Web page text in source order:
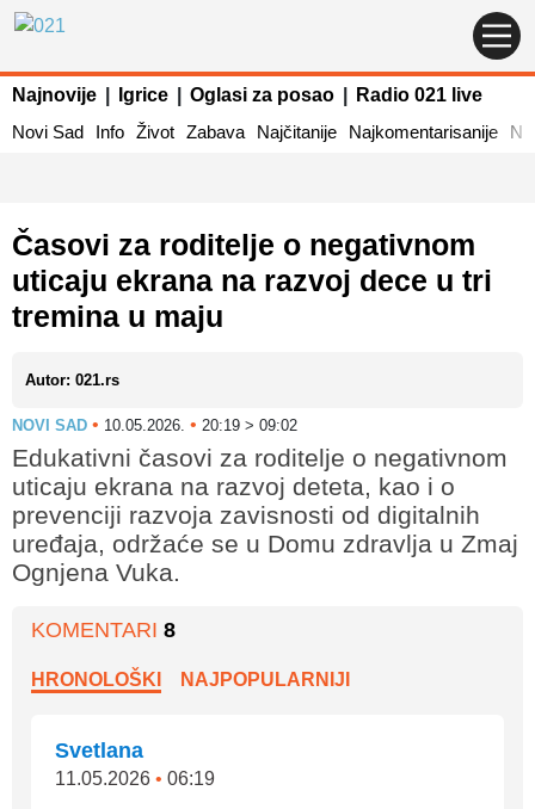
Najnovije Igrice Oglasi za posao
Radio 021 live
Novi Sad
Info Život Zabava Najčitanije Najkomentarisanije
Časovi za roditelje o negativnom
uticaju ekrana na razvoj dece u tri
tremina u maju
Autor: 021.rs
NOVI SAD • 10.05.2026. • 20:19 > 09:02
Edukativni časovi za roditelje o negativnom
uticaju ekrana na razvoj deteta, kao i o
prevenciji razvoja zavisnosti od digitalnih
uređaja, održaće se u Domu zdravlja u Zmaj
Ognjena Vuka.
KOMENTARI 8
HRONOLOŠKI NAJPOPULARNIJI
Svetlana
11.05.2026 • 06:19